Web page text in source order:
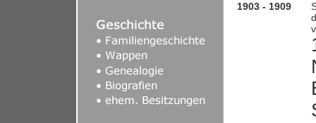
1903 - 1909